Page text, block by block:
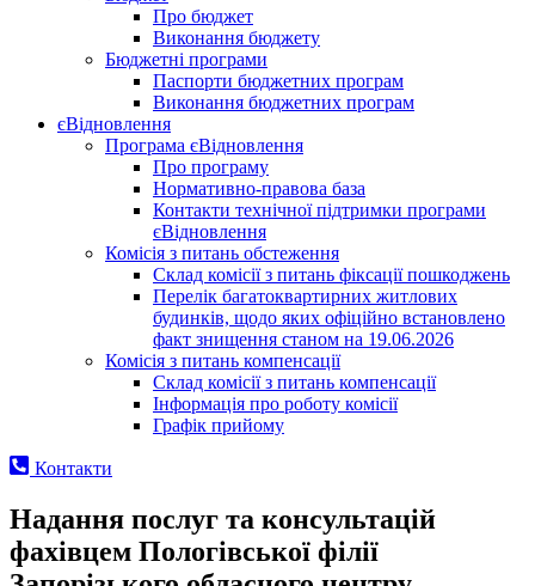
Про бюджет
Виконання бюджету
Бюджетні програми
Паспорти бюджетних програм
Виконання бюджетних програм
єВідновлення
Програма єВідновлення
Про програму
Нормативно-правова база
Контакти технічної підтримки програми
єВідновлення
Комісія з питань обстеження
Склад комісії з питань фіксації пошкоджень
Перелік багатоквартирних житлових
будинків, щодо яких офіційно встановлено
факт знищення станом на 19.06.2026
Комісія з питань компенсації
Склад комісії з питань компенсації
Інформація про роботу комісії
Графік прийому
Контакти
Надання послуг та консультацій
фахівцем Пологівської філії